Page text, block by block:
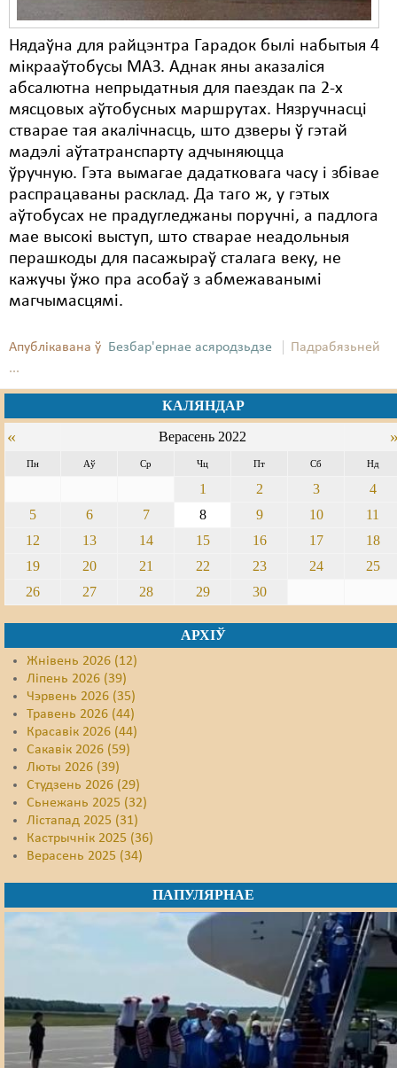
Нядаўна для райцэнтра Гарадок былі набытыя 4
мікрааўтобусы МАЗ. Аднак яны аказаліся
абсалютна непрыдатныя для паездак па 2-х
мясцовых аўтобусных маршрутах. Нязручнасці
стварае тая акалічнасць, што дзверы ў гэтай
мадэлі аўтатранспарту адчыняюцца
ўручную. Гэта вымагае дадатковага часу і збівае
распрацаваны расклад. Да таго ж, у гэтых
аўтобусах не прадугледжаны поручні, а падлога
мае высокі выступ, што стварае неадольныя
перашкоды для пасажыраў сталага веку, не
кажучы ўжо пра асобаў з абмежаванымі
магчымасцямі.
Апублікавана ў Безбар'ернае асяродзьдзе
Падрабязьней
...
КАЛЯНДАР
« Верасень 2022
Пн Аў Ср Чц Пт Сб Нд
1 2 3
4
5
6 7 8 9 10
11
12
13 14 15 16 17
18
19
20 21 22 23 24
25
26
27 28 29 30
АРХІЎ
Жнівень 2026 (12)
Ліпень 2026 (39)
Чэрвень 2026 (35)
Травень 2026 (44)
Красавік 2026 (44)
Сакавік 2026 (59)
Люты 2026 (39)
Студзень 2026 (29)
Сьнежань 2025 (32)
Лістапад 2025 (31)
Кастрычнік 2025 (36)
Верасень 2025 (34)
ПАПУЛЯРНАЕ